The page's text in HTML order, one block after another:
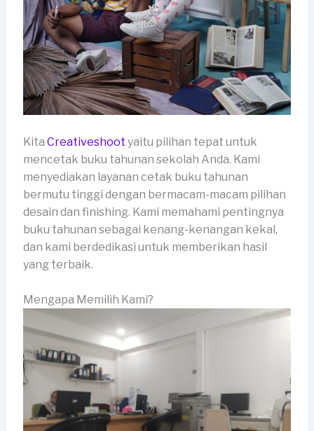
Kita Creativeshoot yaitu pilihan tepat untuk
mencetak buku tahunan sekolah Anda. Kami
menyediakan layanan cetak buku tahunan
bermutu tinggi dengan bermacam-macam pilihan
desain dan finishing. Kami memahami pentingnya
buku tahunan sebagai kenang-kenangan kekal,
dan kami berdedikasi untuk memberikan hasil
yang terbaik.
Mengapa Memilih Kami?